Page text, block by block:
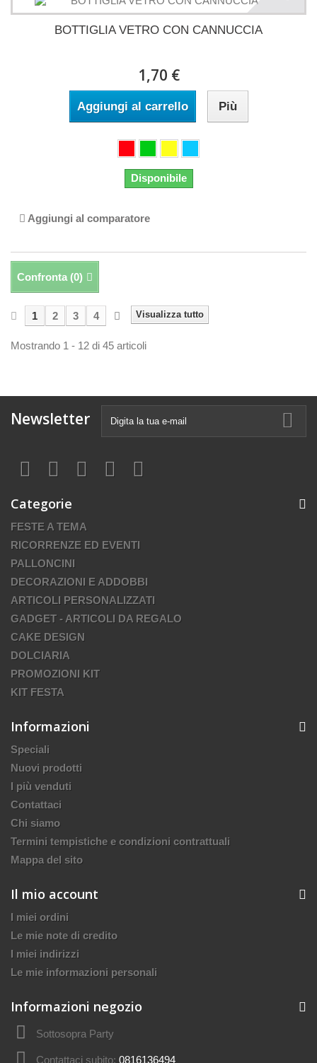
BOTTIGLIA VETRO CON CANNUCCIA
1,70 €
Aggiungi al carrello Più
Disponibile
Aggiungi al comparatore
Confronta (0)
Visualizza tutto
1 2 3 4
Mostrando 1 - 12 di 45 articoli
Newsletter
Categorie
FESTE A TEMA
RICORRENZE ED EVENTI
PALLONCINI
DECORAZIONI E ADDOBBI
ARTICOLI PERSONALIZZATI
GADGET - ARTICOLI DA REGALO
CAKE DESIGN
DOLCIARIA
PROMOZIONI KIT
KIT FESTA
Informazioni
Speciali
Nuovi prodotti
I più venduti
Contattaci
Chi siamo
Termini tempistiche e condizioni contrattuali
Mappa del sito
Il mio account
I miei ordini
Le mie note di credito
I miei indirizzi
Le mie informazioni personali
Informazioni negozio
Sottosopra Party
Contattaci subito: 0816136494